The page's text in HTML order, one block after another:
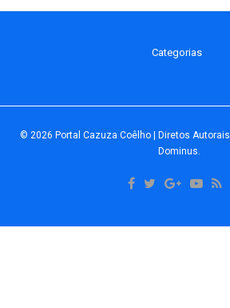
Categorias
© 2026 Portal Cazuza Coêlho | Diretos Autorais
Dominus